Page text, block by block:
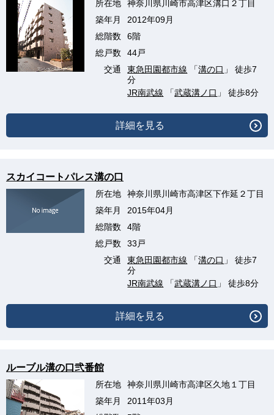
所在地
神奈川県川崎市高津区溝口２丁目
築年月
2012年09月
総階数
6階
総戸数
44戸
交通
東急田園都市線 「溝の口 」 徒歩7
分
JR南武線 「武蔵溝ノ口 」 徒歩8分
詳細を見る
スカイコートパレス溝の口
所在地
神奈川県川崎市高津区下作延２丁目
築年月
2015年04月
総階数
4階
総戸数
33戸
交通
東急田園都市線 「溝の口 」 徒歩7
分
JR南武線 「武蔵溝ノ口 」 徒歩8分
詳細を見る
ルーブル溝の口弐番館
所在地
神奈川県川崎市高津区久地１丁目
築年月
2011年03月